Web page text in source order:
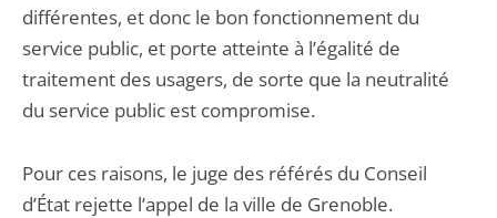
différentes, et donc le bon fonctionnement du
service public, et porte atteinte à l’égalité de
traitement des usagers, de sorte que la neutralité
du service public est compromise.
Pour ces raisons, le juge des référés du Conseil
d’État rejette l’appel de la ville de Grenoble.